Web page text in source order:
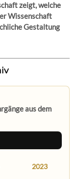
zeigt, welche
Wissenschaft
Gestaltung
aus dem
2023